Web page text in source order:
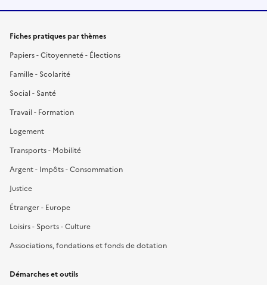
Fiches pratiques par thèmes
Papiers - Citoyenneté - Élections
Famille - Scolarité
Social - Santé
Travail - Formation
Logement
Transports - Mobilité
Argent - Impôts - Consommation
Justice
Étranger - Europe
Loisirs - Sports - Culture
Associations, fondations et fonds de dotation
Démarches et outils